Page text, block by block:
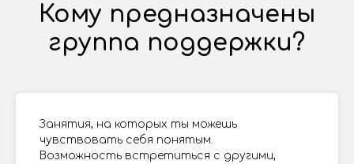
Кому предназначены
группа поддержки?
Занятия, на которых ты можешь
чувствовать себя понятым.
Возможность встретиться с другими,